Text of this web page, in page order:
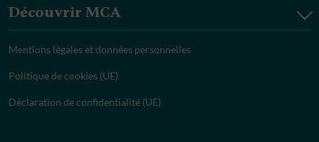
Découvrir MCA
Mentions légales et données personnelles
Politique de cookies (UE)
Déclaration de confidentialité (UE)